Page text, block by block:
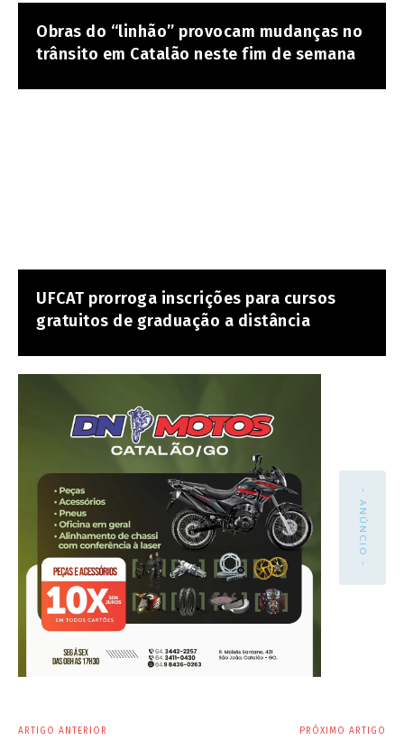
Obras do “linhão” provocam mudanças no
trânsito em Catalão neste fim de semana
UFCAT prorroga inscrições para cursos
gratuitos de graduação a distância
- ANÚNCIO -
ARTIGO ANTERIOR PRÓXIMO ARTIGO